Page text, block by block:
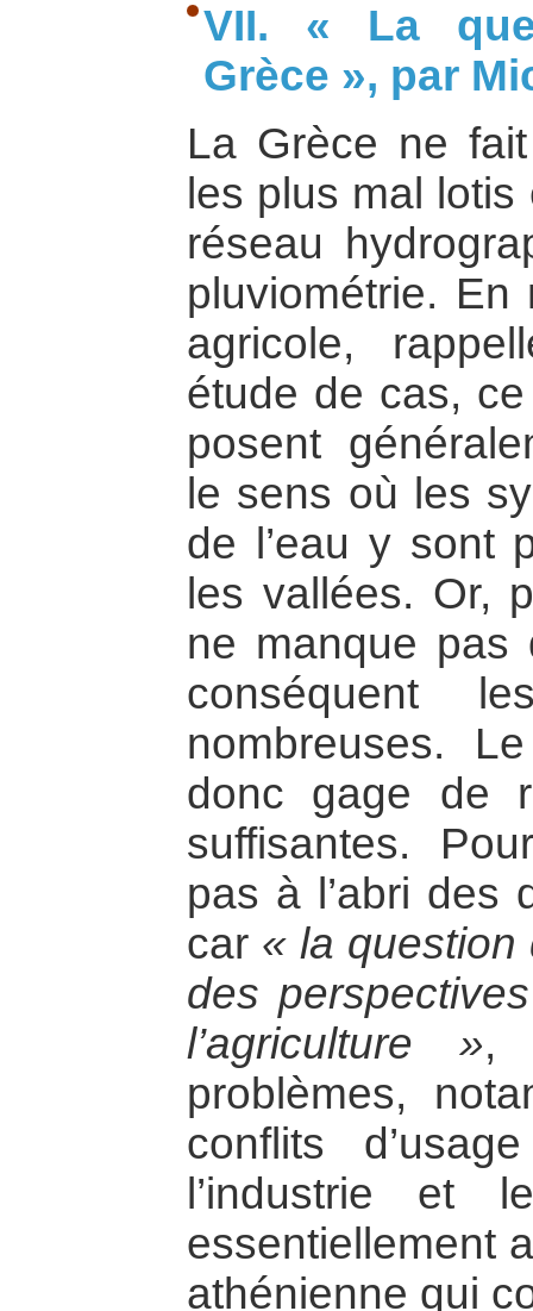
VII. « La
Grèce », par
La Grèce ne
les plus mal
réseau
pluviométrie. En
agricole,
étude de cas,
posent
le sens où les
de l’eau y sont
les vallées. Or,
ne manque pas
conséquent
nombreuses.
donc gage de
suffisantes.
pas à l’abri des
car « la question
des
l’agriculture »,
problèmes,
conflits
l’industrie et
essentiellement
athénienne qui